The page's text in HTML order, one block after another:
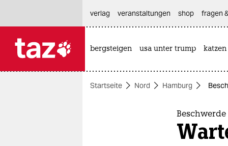
themen
verlag
veranstaltungen shop fragen
bergsteigen usa unter trump katzen
Startseite Nord Hamburg